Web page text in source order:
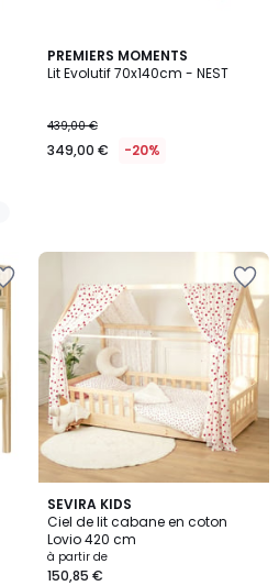
PREMIERS MOMENTS
Lit Evolutif 70x140cm - NEST
439,00 €
349,00 € -20%
SEVIRA KIDS
Ciel de lit cabane en coton
Lovio 420 cm
à partir de
150,85 €